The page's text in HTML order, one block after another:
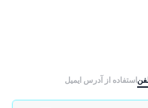
استفاده از آدرس ایمیل